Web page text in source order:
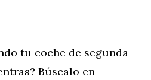
tu coche de segunda
Búscalo en